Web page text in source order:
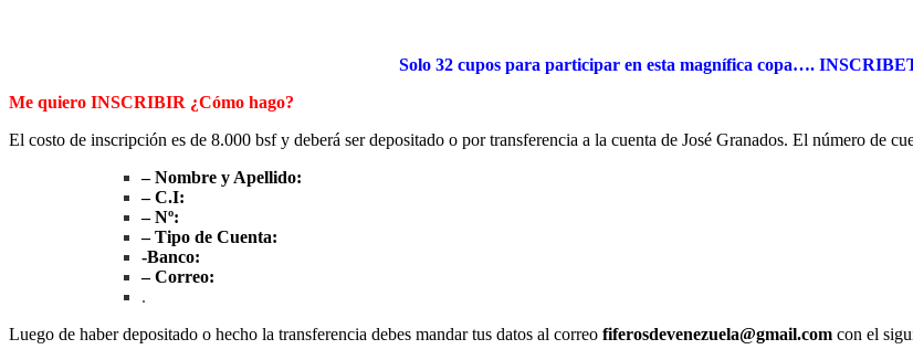
Solo 32 cupos para participar en esta magnífica copa….
Me quiero INSCRIBIR ¿Cómo hago?
El costo de inscripción es de 8.000 bsf y deberá ser depositado o por transferencia a la cuenta de José Granados. El número de
– Nombre y Apellido:
– C.I:
– Nº:
– Tipo de Cuenta:
-Banco:
– Correo:
.
Luego de haber depositado o hecho la transferencia debes mandar tus datos al correo fiferosdevenezuela@gmail.com con el